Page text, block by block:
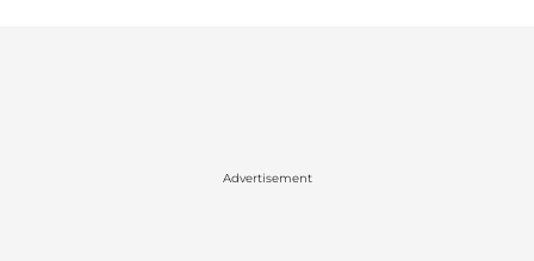
Advertisement